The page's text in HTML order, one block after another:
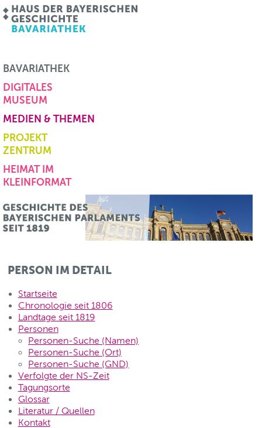
BAVARIATHEK
DIGITALES
MUSEUM
MEDIEN & THEMEN
PROJEKT
ZENTRUM
HEIMAT IM
KLEINFORMAT
PERSON IM DETAIL
Startseite
Chronologie seit 1806
Landtage seit 1819
Personen
Personen-Suche (Namen)
Personen-Suche (Ort)
Personen-Suche (GND)
Verfolgte der NS-Zeit
Tagungsorte
Glossar
Literatur / Quellen
Kontakt